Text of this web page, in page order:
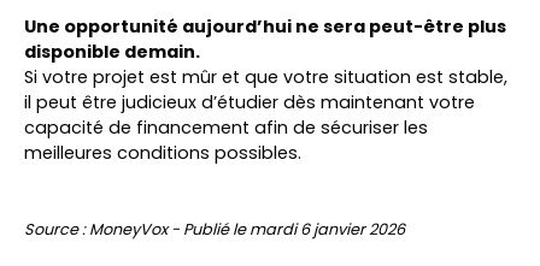
Une opportunité aujourd’hui ne sera peut-être plus
disponible demain.
Si votre projet est mûr et que votre situation est stable,
il peut être judicieux d’étudier dès maintenant votre
capacité de financement afin de sécuriser les
meilleures conditions possibles.
Source : MoneyVox - Publié le mardi 6 janvier 2026